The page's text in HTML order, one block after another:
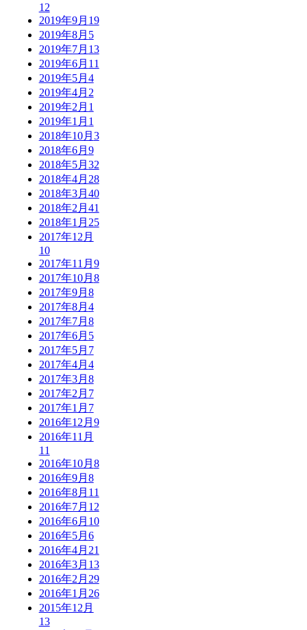
12
2019年9月 19
2019年8月 5
2019年7月 13
2019年6月 11
2019年5月 4
2019年4月 2
2019年2月 1
2019年1月 1
2018年10月 3
2018年6月 9
2018年5月 32
2018年4月 28
2018年3月 40
2018年2月 41
2018年1月 25
2017年12月
10
2017年11月 9
2017年10月 8
2017年9月 8
2017年8月 4
2017年7月 8
2017年6月 5
2017年5月 7
2017年4月 4
2017年3月 8
2017年2月 7
2017年1月 7
2016年12月 9
2016年11月
11
2016年10月 8
2016年9月 8
2016年8月 11
2016年7月 12
2016年6月 10
2016年5月 6
2016年4月 21
2016年3月 13
2016年2月 29
2016年1月 26
2015年12月
13